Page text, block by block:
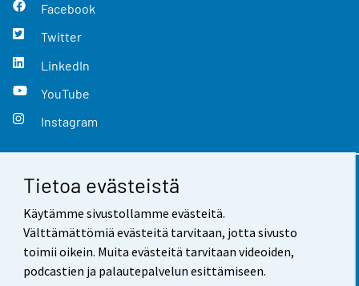
Tietoa evästeistä
Käytämme sivustollamme evästeitä.
Välttämättömiä evästeitä tarvitaan, jotta sivusto
toimii oikein. Muita evästeitä tarvitaan videoiden,
podcastien ja palautepalvelun esittämiseen.
Facebook
Twitter
LinkedIn
YouTube
Instagram
Yhteystiedot
Palaute
Käyttöehdot